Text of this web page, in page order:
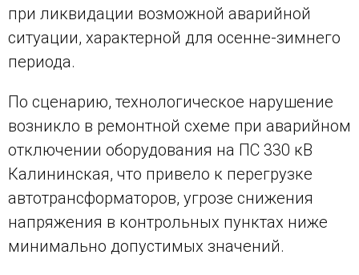
при ликвидации возможной аварийной
ситуации, характерной для осенне-зимнего
периода.
По сценарию, технологическое нарушение
возникло в ремонтной схеме при аварийном
отключении оборудования на ПС 330 кВ
Калининская, что привело к перегрузке
автотрансформаторов, угрозе снижения
напряжения в контрольных пунктах ниже
минимально допустимых значений.